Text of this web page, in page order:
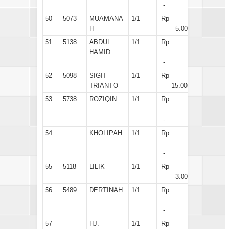
-
50
5073
MUAMANA
H
1/1
Rp
5.000
51
5138
ABDUL
HAMID
1/1 Rp
-
52
5098
SIGIT
TRIANTO
1/1
Rp
15.000
53
5738 ROZIQIN 1/1 Rp
-
54
KHOLIPAH 1/1 Rp
-
55
5118 LILIK 1/1
Rp
3.000
56
5489 DERTINAH 1/1 Rp
-
57
HJ.
1/1
Rp